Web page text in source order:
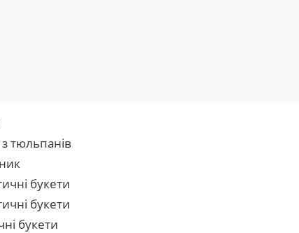
тюльпанів
букети
букети
букети